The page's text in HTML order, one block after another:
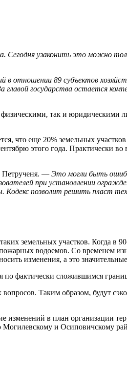
Сегодня узаконить это можно
в отношении 89 субъектов
государства остается
физическими, так и юридическими
что еще 20% земельных участков
этого года. Практически во
— Это могли быть
при установлении
Кодекс позволит решить пласт
земельных участков. Когда в
водоемов. Со временем
изменения, а это
по фактически сложившимся
Таким образом, будут
изменений в план организации
Могилевскому и Осиповичскому